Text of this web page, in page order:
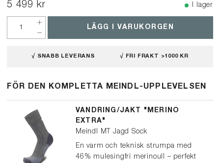
5 499 kr I lager
LÄGG I VARUKORGEN
√ SNABB LEVERANS √ FRI FRAKT >1000 KR
FÖR DEN KOMPLETTA MEINDL-UPPLEVELSEN
VANDRING/JAKT "MERINO
EXTRA"
Meindl MT Jagd Sock
En varm och teknisk strumpa med
46% mulesingfri merinoull – perfekt